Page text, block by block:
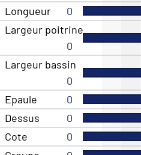
Longueur
0
Largeur poitrine
0
Largeur bassin
0
Epaule
0
Dessus
0
Cote
0